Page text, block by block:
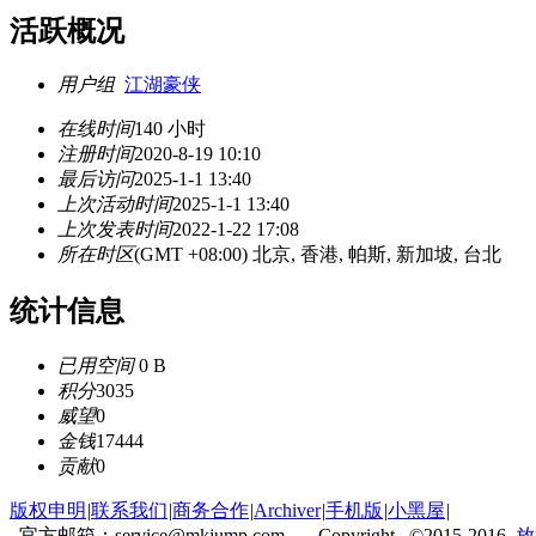
活跃概况
用户组 江湖豪侠
在线时间140 小时
注册时间2020-8-19 10:10
最后访问2025-1-1 13:40
上次活动时间2025-1-1 13:40
上次发表时间2022-1-22 17:08
所在时区(GMT +08:00) 北京, 香港, 帕斯, 新加坡, 台北
统计信息
已用空间0 B
积分3035
威望0
金钱17444
贡献0
版权申明 |联系我们|商务合作|Archiver|手机版 |小黑屋|